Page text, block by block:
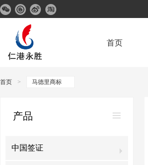
首页
首页 > 马德里商标
产品
中国签证